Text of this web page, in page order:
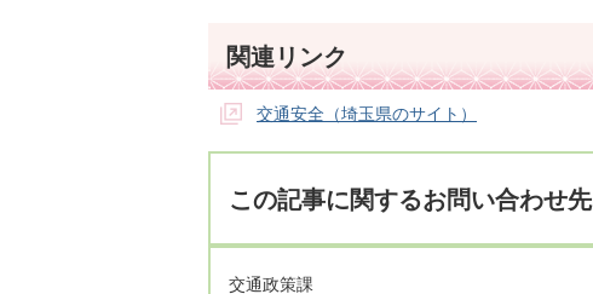
関連リンク
交通安全（埼玉県のサイト）
この記事に関するお問い合わせ先
交通政策課